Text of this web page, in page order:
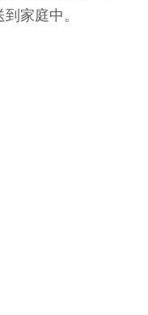
家庭中。